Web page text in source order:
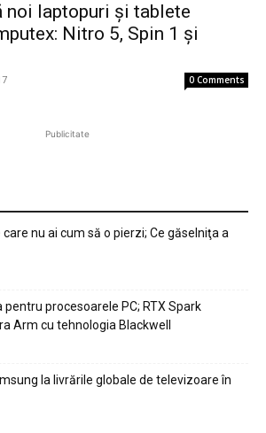
noi laptopuri şi tablete
Nitro 5, Spin 1 şi
0 Comments
Publicitate
nu ai cum să o pierzi; Ce găselniţa a
pentru procesoarele PC; RTX Spark
Arm cu tehnologia Blackwell
la livrările globale de televizoare în